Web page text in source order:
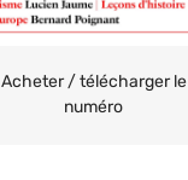
Acheter / télécharger le
numéro